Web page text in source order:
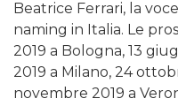
Beatrice Ferrari, la
naming in Italia. Le
2019 a Bologna, 13
2019 a Milano, 24
novembre 2019 a